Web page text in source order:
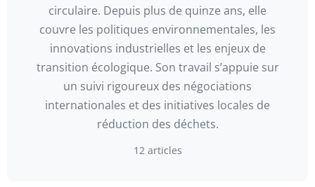
circulaire. Depuis plus de quinze ans, elle
couvre les politiques environnementales, les
innovations industrielles et les enjeux de
transition écologique. Son travail s’appuie sur
un suivi rigoureux des négociations
internationales et des initiatives locales de
réduction des déchets.
12 articles